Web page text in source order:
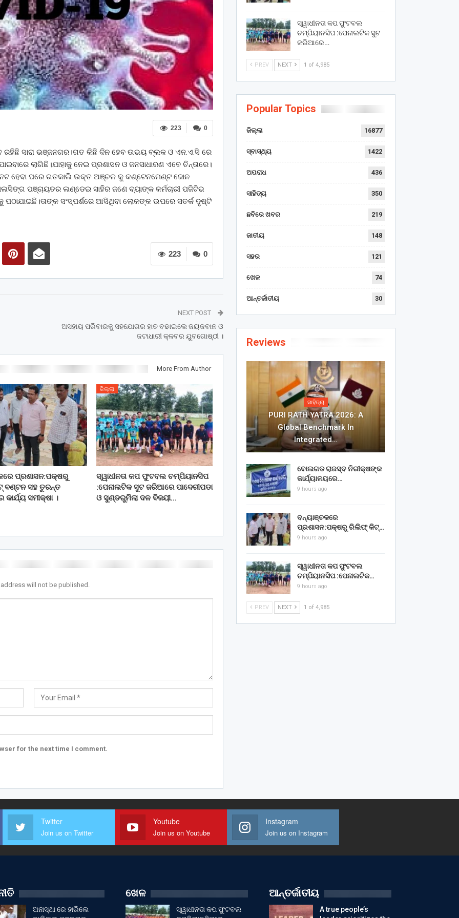
0
223
ରହିଛି ସାରା ଭଞ୍ଜନଗର।ଗତ କିଛି ଦିନ ହେବ ଉଭୟ ବ୍ଲକ ଓ ଏନ.ଏ.ସି ରେ
ଲାଗିଛି।ଯାହାକୁ ନେଇ ପ୍ରଶାସନ ଓ ଜନସାଧାରଣ ଏବେ ଚିନ୍ତାରେ।
ହେବା ପରେ ଗତକାଲି ଉକ୍ତ ଅଞ୍ଚଳ କୁ କଣ୍ଟେନମେଣ୍ଟ ଜୋନ
ପଞ୍ଚାୟତର ଲଣ୍ଡେଇ ସାହିର ଜଣେ ବ୍ୟାଙ୍କ କର୍ମଚାରୀ ପଜିଟିଭ
ସଂସ୍ପର୍ଶରେ ଆସିଥିବା ଲୋକଙ୍କ ଉପରେ ସତର୍କ ଦୃଷ୍ଟି
0
223
NEXT POST
ଅସହାୟ ପରିବାରକୁ ସହଯୋଗର ହାତ ବଢାଇଲେ ଜୟଜବାନ ଓ
ଜଟାଧାରୀ କ୍ଳବର ଯୁବଗୋଷ୍ଠୀ ।
More From Author
ପ୍ରଶାସନ:ପକ୍ଷରୁ
ବଣ୍ଟନ ସହ ତୁରନ୍ତ
କାର୍ଯ୍ୟ ସମୀକ୍ଷା ।
ଜିଲ୍ଲା
ସ୍ୱାଧୀନତା କପ ଫୁଟବଲ ଚମ୍ପିୟାନସିପ
:ପେନାଲଟିକ ସୁଟ ଜରିଆରେ ପାଦେରୀପଡା
ଓ ସୁଣ୍ଡରୁମିଲା ଦଳ ବିଜୟୀ…
will not be published.
for the next time I comment.
ସ୍ୱାଧୀନତା କପ ଫୁଟବଲ
ଚମ୍ପିୟାନସିପ :ପେନାଲଟିକ ସୁଟ
ଜରିଆରେ…
PREV NEXT 1 of 4,985
Popular Topics
ଜିଲ୍ଲା 16877
ସ୍ବାସ୍ଥ୍ୟ 1422
ଅପରାଧ 436
ସାହିତ୍ୟ 350
ଛବିରେ ଖବର 219
ଜାତୀୟ 148
ସହର 121
ଖେଳ 74
ଆନ୍ତର୍ଜାତୀୟ 30
Reviews
ସାହିତ୍ୟ
PURI RATH YATRA 2026: A
Global Benchmark In
Integrated…
ବୋଲଗଡ ରାଜସ୍ବ ନିରୀକ୍ଷଙ୍କ
କାର୍ଯ୍ୟାଳୟରେ…
9 hours ago
ବନ୍ୟାଞ୍ଚଳରେ
ପ୍ରଶାସନ:ପକ୍ଷରୁ ରିଲିଫ୍ କିଟ୍…
9 hours ago
ସ୍ୱାଧୀନତା କପ ଫୁଟବଲ
ଚମ୍ପିୟାନସିପ :ପେନାଲଟିକ…
9 hours ago
PREV NEXT 1 of 4,985
Twitter
Join us on Twitter
Youtube
Join us on Youtube
Instagram
Join us on Instagram
ଅନାସ୍ଥା ରେ ହାରିଲେ
ଖେଳ
ସ୍ୱାଧୀନତା କପ ଫୁଟବଲ
ଆନ୍ତର୍ଜାତୀୟ
A true people’s